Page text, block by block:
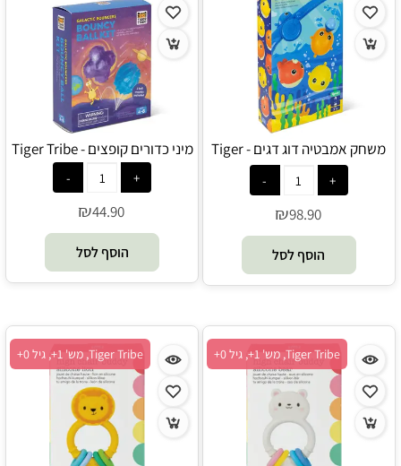
משחק אמבטיה דוג דגים - Tiger
₪98.90
הוסף לסל
מיני כדורים קופצים - Tiger Tribe
₪44.90
הוסף לסל
Tiger Tribe, מש' 1+, גיל 0+ Tiger Tribe, מש' 1+, גיל 0+